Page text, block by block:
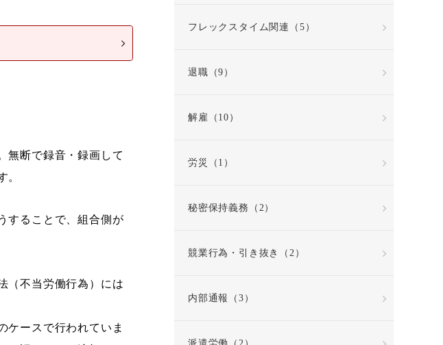
無断で録音・録画して
。
することで、組合側が
（不当労働行為）には
ケースで行われていま
フレックスタイム関連（5）
退職（9）
解雇（10）
労災（1）
秘密保持義務（2）
競業行為・引き抜き（2）
内部通報（3）